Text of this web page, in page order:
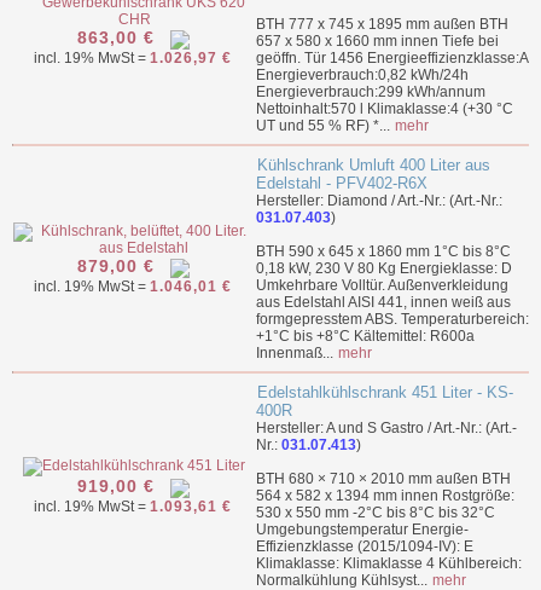
863,00 €
incl. 19% MwSt = 1.026,97 €
BTH 777 x 745 x 1895 mm außen BTH
657 x 580 x 1660 mm innen Tiefe bei
geöffn. Tür 1456 Energieeffizienzklasse:A
Energieverbrauch:0,82 kWh/24h
Energieverbrauch:299 kWh/annum
Nettoinhalt:570 l Klimaklasse:4 (+30 °C
UT und 55 % RF) *... mehr
879,00 €
incl. 19% MwSt = 1.046,01 €
Kühlschrank Umluft 400 Liter aus
Edelstahl - PFV402-R6X
Hersteller: Diamond / Art.-Nr.: (Art.-Nr.:
031.07.403)
BTH 590 x 645 x 1860 mm 1°C bis 8°C
0,18 kW, 230 V 80 Kg Energieklasse: D
Umkehrbare Volltür. Außenverkleidung
aus Edelstahl AISI 441, innen weiß aus
formgepresstem ABS. Temperaturbereich:
+1°C bis +8°C Kältemittel: R600a
Innenmaß... mehr
919,00 €
incl. 19% MwSt = 1.093,61 €
Edelstahlkühlschrank 451 Liter - KS-
400R
Hersteller: A und S Gastro / Art.-Nr.: (Art.-
Nr.: 031.07.413)
BTH 680 × 710 × 2010 mm außen BTH
564 x 582 x 1394 mm innen Rostgröße:
530 x 550 mm -2°C bis 8°C bis 32°C
Umgebungstemperatur Energie-
Effizienzklasse (2015/1094-IV): E
Klimaklasse: Klimaklasse 4 Kühlbereich:
Normalkühlung Kühlsyst... mehr